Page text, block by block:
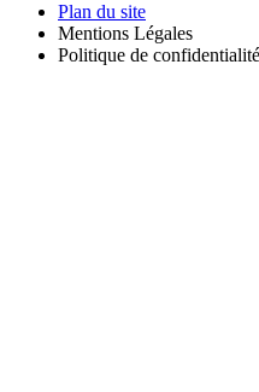
Plan du site
Mentions Légales
Politique de confidentialité